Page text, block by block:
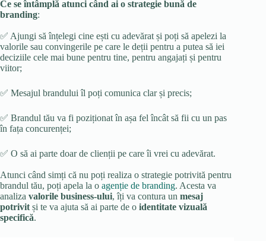
Ce se întâmplă atunci când ai o strategie bună de
branding:
✅ Ajungi să înțelegi cine ești cu adevărat și poți să apelezi la
valorile sau convingerile pe care le deții pentru a putea să iei
deciziile cele mai bune pentru tine, pentru angajați și pentru
viitor;
✅ Mesajul brandului îl poți comunica clar și precis;
✅ Brandul tău va fi poziționat în așa fel încât să fii cu un pas
în fața concurenței;
✅ O să ai parte doar de clienții pe care îi vrei cu adevărat.
Atunci când simți că nu poți realiza o strategie potrivită pentru
brandul tău, poți apela la o agenție de branding. Acesta va
analiza valorile business-ului, îți va contura un mesaj
potrivit și te va ajuta să ai parte de o identitate vizuală
specifică.